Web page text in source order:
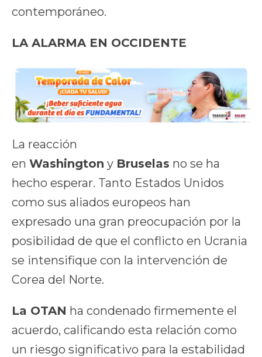
contemporáneo.
LA ALARMA EN OCCIDENTE
La reacción
en Washington y Bruselas no se ha
hecho esperar. Tanto Estados Unidos
como sus aliados europeos han
expresado una gran preocupación por la
posibilidad de que el conflicto en Ucrania
se intensifique con la intervención de
Corea del Norte.
La OTAN ha condenado firmemente el
acuerdo, calificando esta relación como
un riesgo significativo para la estabilidad